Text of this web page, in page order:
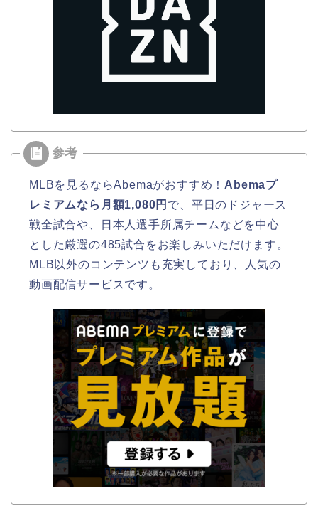
MLBを見るならAbemaがおすすめ！ Abemaプ
レミアムなら月額1,080円 で、平日のドジャース
戦全試合や、日本人選手所属チームなどを中心
とした厳選の485試合をお楽しみいただけます。
MLB以外のコンテンツも充実しており、人気の
動画配信サービスです。